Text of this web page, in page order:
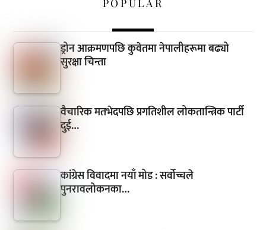
ड्रोन आक्रमणपछि कुवेतमा नेपालीहरूमा बढ्यो
सुरक्षा चिन्ता
वैचारिक मतभेदपछि प्रगतिशील लोकतान्त्रिक पार्टी
दुई…
कांग्रेस विवादमा नयाँ मोड : सर्वोच्चले
पुनरावलोकनका…